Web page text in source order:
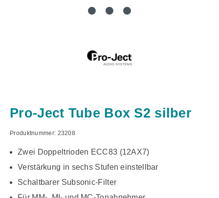
Pro-Ject Tube Box S2 silber
Produktnummer: 23208
Zwei Doppeltrioden ECC83 (12AX7)
Verstärkung in sechs Stufen einstellbar
Schaltbarer Subsonic-Filter